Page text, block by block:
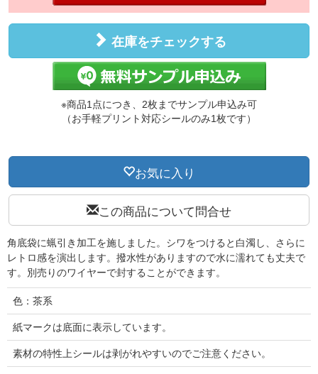
在庫をチェックする
※商品1点につき、2枚までサンプル申込み可
（お手軽プリント対応シールのみ1枚です）
お気に入り
この商品について問合せ
角底袋に蝋引き加工を施しました。シワをつけると白濁し、さらに
レトロ感を演出します。撥水性がありますので水に濡れても丈夫で
す。別売りのワイヤーで封することができます。
色：茶系
紙マークは底面に表示しています。
素材の特性上シールは剥がれやすいのでご注意ください。